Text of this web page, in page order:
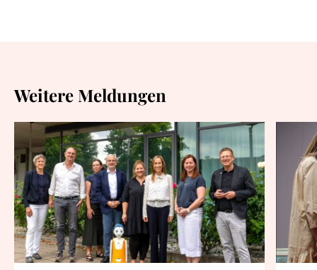
Weitere Meldungen